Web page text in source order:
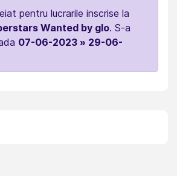
pentru lucrarile inscrise la
Wanted by glo. S-a
07-06-2023 » 29-06-